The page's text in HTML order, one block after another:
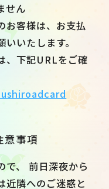
せん
お客様は、お支払
いたします。
、下記URLをご確
意事項
で、 前日深夜から
近隣へのご迷惑と